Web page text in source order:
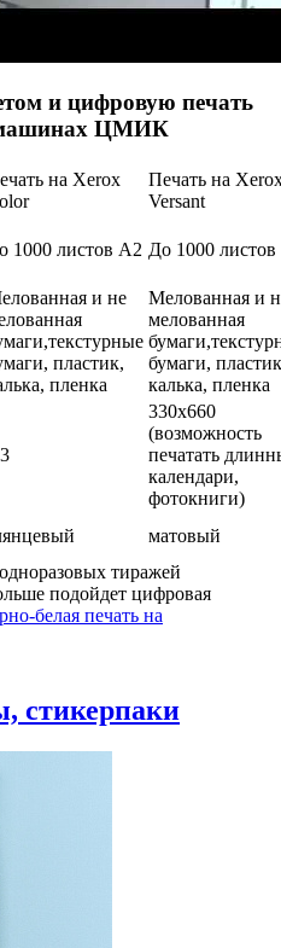
и цифровую печать
машинах ЦМИК
на Xerox
Печать на
Versant
1000 листов А2 До 1000
и не
пластик,
пленка
Мелованная и
мелованная
бумаги,
калька, пленка
330х660
(возможность
печатать
календари,
фотокниги)
матовый
тиражей
подойдет цифровая
белая печать на
стикерпаки